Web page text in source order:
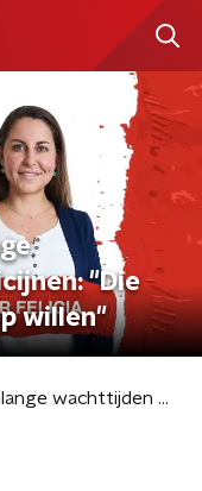
"Die
willen"
Dokter Felicia over lange wachttijden voor medicijnen: "Die kant moeten we niet op willen"